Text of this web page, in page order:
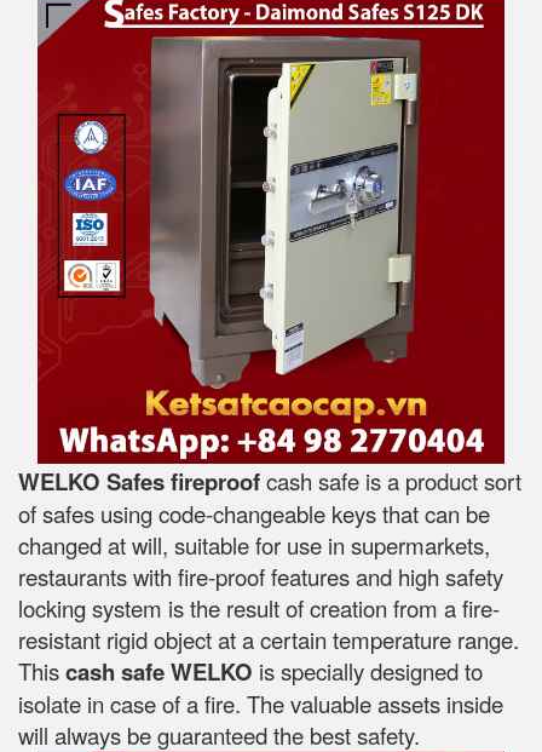
WELKO Safes fireproofcash safe is a product sort
of safes using code-changeable keys that can be
changed at will, suitable for use in supermarkets,
restaurants with fire-proof features and high safety
locking system is the result of creation from a fire-
resistant rigid object at a certain temperature range.
Thiscash safe WELKO is specially designed to
isolate in case of a fire. The valuable assets inside
will always be guaranteed the best safety.